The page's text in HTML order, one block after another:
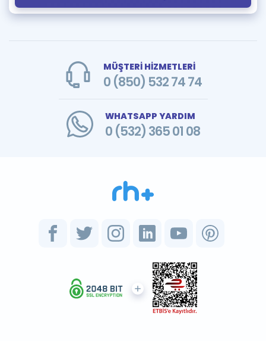
MÜŞTERİ HİZMETLERİ
0 (850) 532 74 74
WHATSAPP YARDIM
0 (532) 365 01 08